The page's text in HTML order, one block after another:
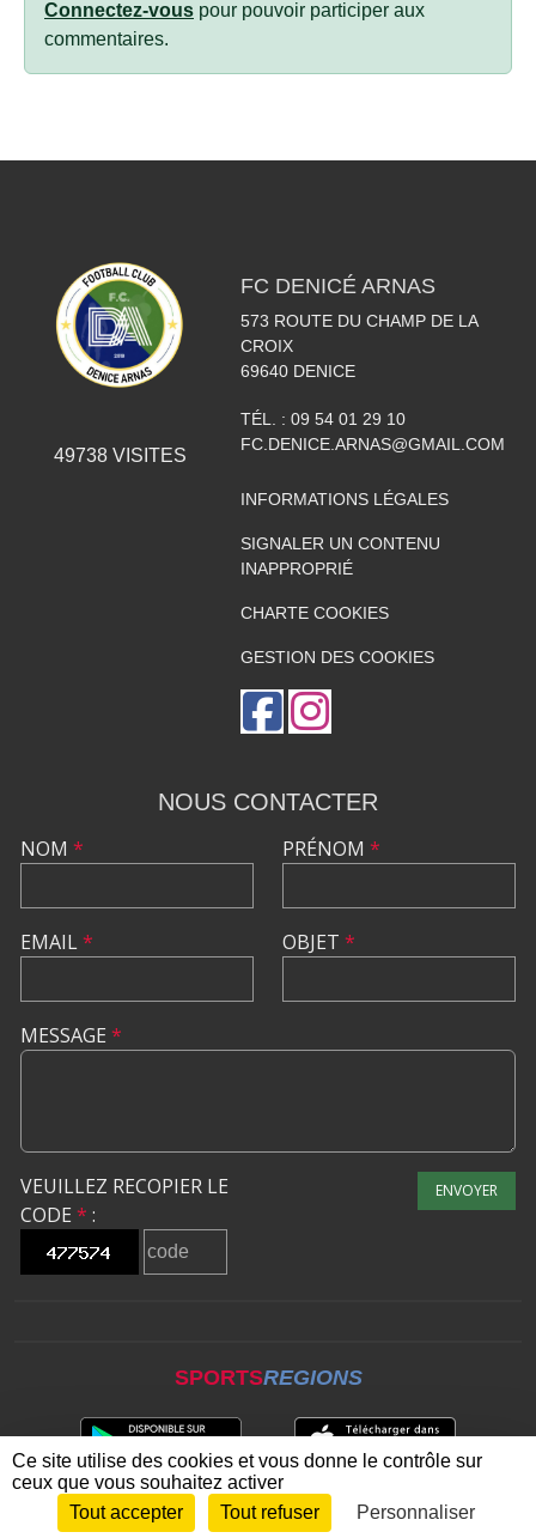
Connectez-vous pour pouvoir participer aux
commentaires.
49738VISITES
FC DENICÉ ARNAS
573 ROUTE DU CHAMP DE LA
CROIX
69640 DENICE
TÉL. : 09 54 01 29 10
FC.DENICE.ARNAS@GMAIL.COM
INFORMATIONS LÉGALES
SIGNALER UN CONTENU
INAPPROPRIÉ
CHARTE COOKIES
GESTION DES COOKIES
NOUS CONTACTER
NOM *
EMAIL*
PRÉNOM *
OBJET *
MESSAGE *
VEUILLEZ RECOPIER LE
CODE * :
ENVOYER
SPORTSREGIONS
Envie de participer ? CONNEXION
Ce site utilise des cookies et vous donne le contrôle sur
ceux que vous souhaitez activer
Tout accepter
Tout refuser Personnaliser